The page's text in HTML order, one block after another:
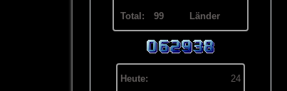
Total: 99 Länder
Heute:
24